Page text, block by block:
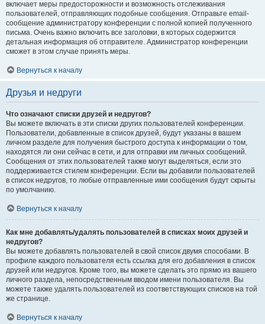
включает меры предосторожности и возможность отслеживания
пользователей, отправляющих подобные сообщения. Отправьте email-
сообщение администратору конференции с полной копией полученного
письма. Очень важно включить все заголовки, в которых содержится
детальная информация об отправителе. Администратор конференции
сможет в этом случае принять меры.
Вернуться к началу
Друзья и недруги
Что означают списки друзей и недругов?
Вы можете включать в эти списки других пользователей конференции.
Пользователи, добавленные в список друзей, будут указаны в вашем
личном разделе для получения быстрого доступа к информации о том,
находятся ли они сейчас в сети, и для отправки им личных сообщений.
Сообщения от этих пользователей также могут выделяться, если это
поддерживается стилем конференции. Если вы добавили пользователей
в список недругов, то любые отправленные ими сообщения будут скрыты
по умолчанию.
Вернуться к началу
Как мне добавлять/удалять пользователей в списках моих друзей и
недругов?
Вы можете добавлять пользователей в свой список двумя способами. В
профиле каждого пользователя есть ссылка для его добавления в список
друзей или недругов. Кроме того, вы можете сделать это прямо из вашего
личного раздела, непосредственным вводом имени пользователя. Вы
можете также удалять пользователей из соответствующих списков на той
же странице.
Вернуться к началу